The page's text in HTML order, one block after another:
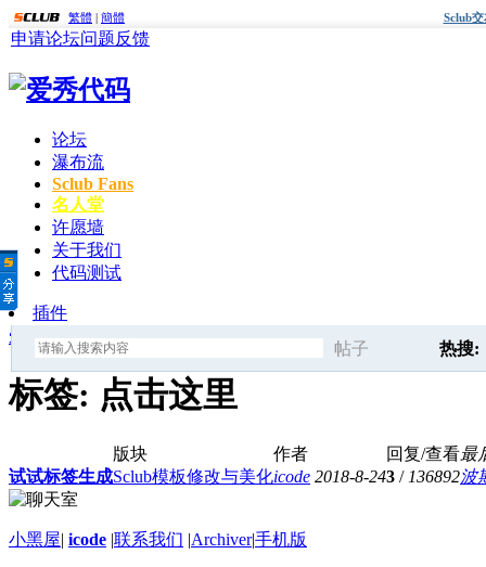
繁體 | 簡體 Sclub
申请论坛问题反馈
论坛
瀑布流
Sclub Fans
名人堂
许愿墙
关于我们
代码测试
插件
帖子
索
热搜:
爱秀代码
标签: 点击这里
版块 作者 回复/查看最
试试标签生成Sclub模板修改与美化icode 2018-8-243 / 136892波
小黑屋| icode |联系我们 |Archiver|手机版